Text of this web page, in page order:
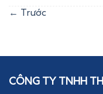
← Trước
CÔNG TY TNHH